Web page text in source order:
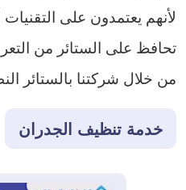
لأنهم يعتمدون على
تحافظ على الستائر من
من خلال شركتنا بالستائر
خدمة تنظيف الجدران